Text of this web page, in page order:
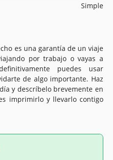
Simple
es una garantía de un viaje
por trabajo o vayas a
puedes usar
de algo importante. Haz
y descríbelo brevemente en
imprimirlo y llevarlo contigo